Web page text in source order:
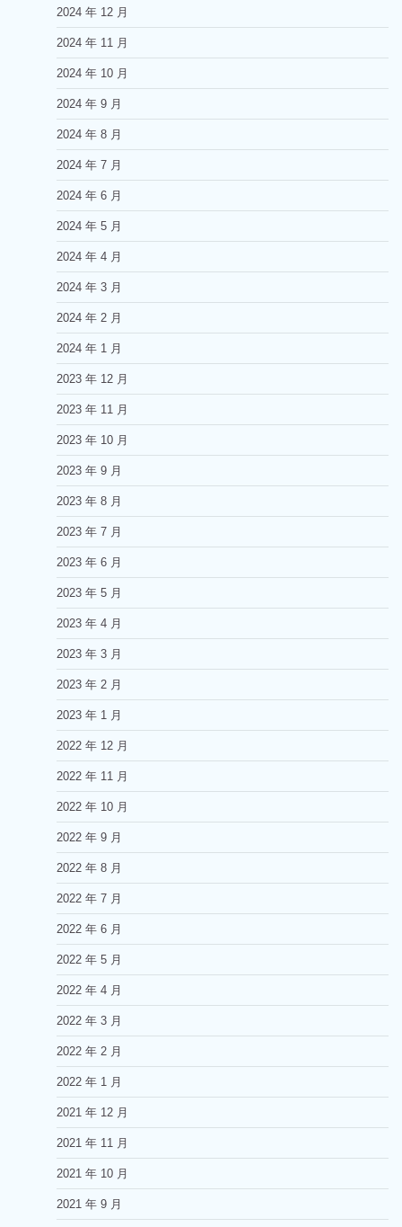
2024 年 12 月
2024 年 11 月
2024 年 10 月
2024 年 9 月
2024 年 8 月
2024 年 7 月
2024 年 6 月
2024 年 5 月
2024 年 4 月
2024 年 3 月
2024 年 2 月
2024 年 1 月
2023 年 12 月
2023 年 11 月
2023 年 10 月
2023 年 9 月
2023 年 8 月
2023 年 7 月
2023 年 6 月
2023 年 5 月
2023 年 4 月
2023 年 3 月
2023 年 2 月
2023 年 1 月
2022 年 12 月
2022 年 11 月
2022 年 10 月
2022 年 9 月
2022 年 8 月
2022 年 7 月
2022 年 6 月
2022 年 5 月
2022 年 4 月
2022 年 3 月
2022 年 2 月
2022 年 1 月
2021 年 12 月
2021 年 11 月
2021 年 10 月
2021 年 9 月